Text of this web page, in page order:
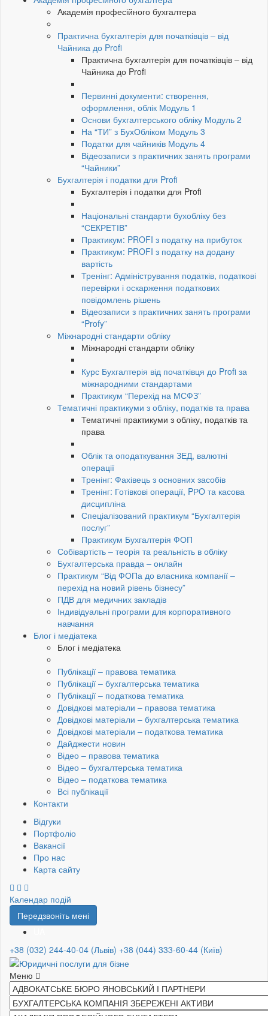
Академія професійного бухгалтера
Практична бухгалтерія для початківців – від
Чайника до Profi
Практична бухгалтерія для початківців – від
Чайника до Profi
Первинні документи: створення,
оформлення, облік Модуль 1
Основи бухгалтерського обліку Модуль 2
На “ТИ” з БухОбліком Модуль 3
Податки для чайників Модуль 4
Відеозаписи з практичних занять програми
“Чайники”
Бухгалтерія і податки для Profi
Бухгалтерія і податки для Profi
Національні стандарти бухобліку без
“СЕКРЕТІВ”
Практикум: PROFI з податку на прибуток
Практикум: PROFI з податку на додану
вартість
Тренінг: Адміністрування податків, податкові
перевірки і оскарження податкових
повідомлень рішень
Відеозаписи з практичних занять програми
“Profy”
Міжнародні стандарти обліку
Міжнародні стандарти обліку
Курс Бухгалтерія від початківця до Profi за
міжнародними стандартами
Практикум “Перехід на МСФЗ”
Тематичні практикуми з обліку, податків та права
Тематичні практикуми з обліку, податків та
права
Облік та оподаткування ЗЕД, валютні
операції
Тренінг: Фахівець з основних засобів
Тренінг: Готівкові операції, PРO та касова
дисципліна
Спеціалізований практикум “Бухгалтерія
послуг”
Практикум Бухгалтерія ФОП
Собівартість – теорія та реальність в обліку
Бухгалтерська правда – онлайн
Практикум “Від ФОПа до власника компанії –
перехід на новий рівень бізнесу”
ПДВ для медичних закладів
Індивідуальні програми для корпоративного
навчання
Блог і медіатека
Блог і медіатека
Публікації – правова тематика
Публікації – бухгалтерська тематика
Публікації – податкова тематика
Довідкові матеріали – правова тематика
Довідкові матеріали – бухгалтерська тематика
Довідкові матеріали – податкова тематика
Дайджести новин
Відео – правова тематика
Відео – бухгалтерська тематика
Відео – податкова тематика
Всі публікації
Контакти
Відгуки
Портфоліо
Вакансії
Про нас
Карта сайту
Календар подій
Передзвоніть мені
+38 (032) 244-40-04 (Львів) +38 (044) 333-60-44 (Київ)
Меню